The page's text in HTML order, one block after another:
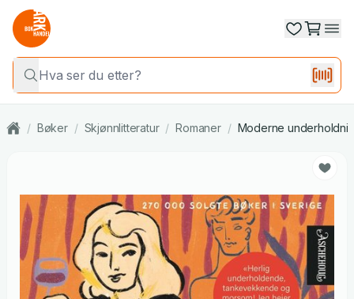
/ Bøker / Skjønnlitteratur / Romaner / Moderne